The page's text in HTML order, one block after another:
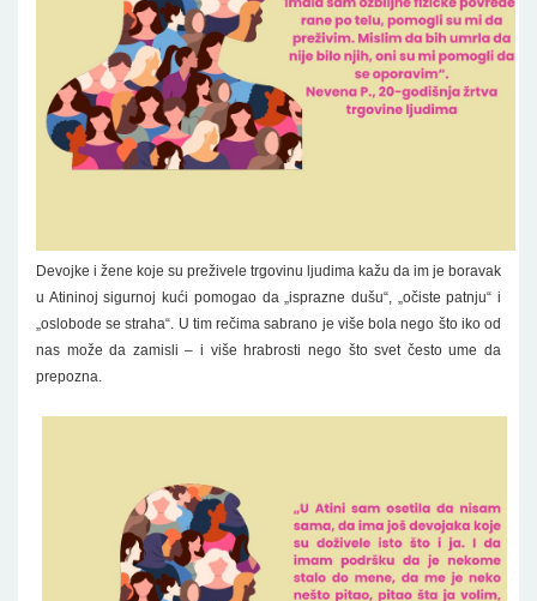
Devojke i žene koje su preživele trgovinu ljudima kažu da im je boravak
u Atininoj sigurnoj kući pomogao da „isprazne dušu“, „očiste patnju“ i
„oslobode se straha“. U tim rečima sabrano je više bola nego što iko od
nas može da zamisli – i više hrabrosti nego što svet često ume da
prepozna.